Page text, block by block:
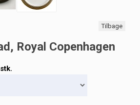
Tilbage
Royal Copenhagen